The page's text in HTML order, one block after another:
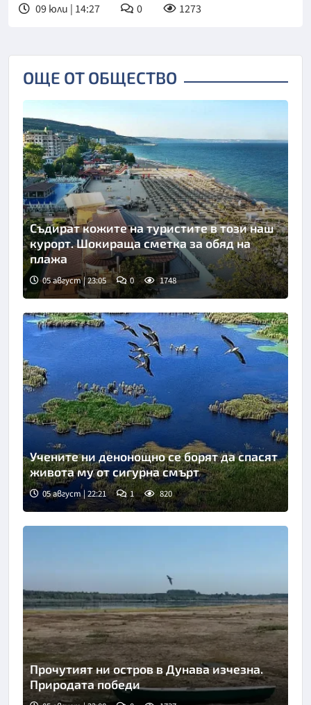
09 юли | 14:27 0 1273
ОЩЕ ОТ ОБЩЕСТВО
Съдират кожите на туристите в този наш
курорт. Шокираща сметка за обяд на
плажа
05 август | 23:05 0 1748
Учените ни денонощно се борят да спасят
живота му от сигурна смърт
05 август | 22:21 1 820
Прочутият ни остров в Дунава изчезна.
Природата победи